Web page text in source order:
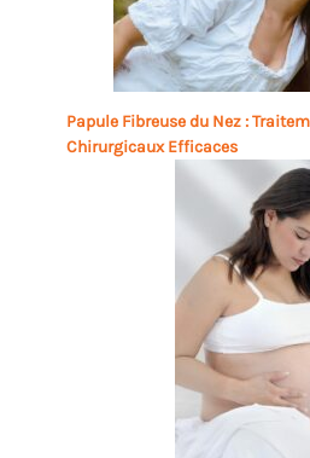
Papule Fibreuse du Nez :
Chirurgicaux Efficaces